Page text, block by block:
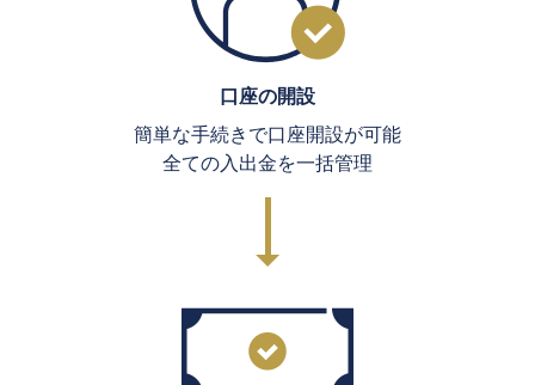
口座の開設
簡単な手続きで口座開設が可能
全ての入出金を一括管理